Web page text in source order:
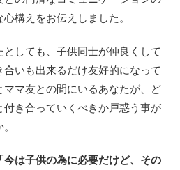
構えをお伝えしました。
しても、子供同士が仲良くして
いも出来るだけ友好的になって
マ友との間にいるあなたが、ど
き合っていくべきか戸惑う事が
は子供の為に必要だけど、その